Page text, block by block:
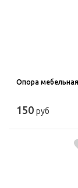
Опора
150 руб